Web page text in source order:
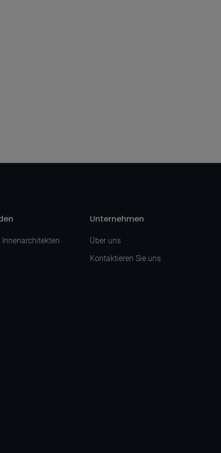
Unternehmen
Über uns
Kontaktieren Sie uns